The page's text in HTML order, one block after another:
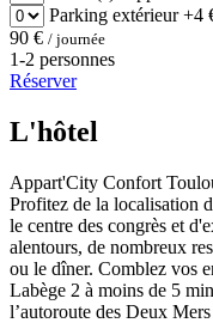
Parking extérieur+4
90 € / journée
1-2 personnes
Réserver
L'hôtel
Appart'City Confort
Profitez de la localisation
le centre des congrès et
alentours, de nombreux
ou le dîner. Comblez vos
Labège 2 à moins de 5
l’autoroute des Deux